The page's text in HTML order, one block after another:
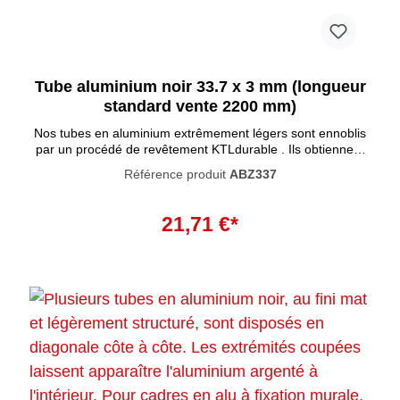
Tube aluminium noir 33.7 x 3 mm (longueur
standard vente 2200 mm)
Nos tubes en aluminium extrêmement légers sont ennoblis
par un procédé de revêtement KTLdurable . Ils obtiennent
tubes sont également plus résistants aux rayures et aux
vos propres créations de meubles.
Référence produit ABZ337
21,71 €*